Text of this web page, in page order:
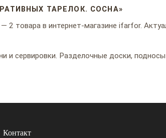
ТАРЕЛОК. СОСНА»
2 товара в интернет-магазине ifarfor.
и сервировки. Разделочные доски,
Контакт